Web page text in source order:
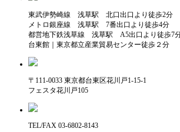
東武伊勢崎線 浅草駅 北口出口より徒歩2分
メトロ銀座線 浅草駅 7番出口より徒歩4分
都営地下鉄浅草線 浅草駅 A5出口より徒歩7
台東館｜東京都立産業貿易センター徒歩２分
〒111-0033 東京都台東区花川戸1-15-1
フェスタ花川戸105
TEL/FAX 03-6802-8143